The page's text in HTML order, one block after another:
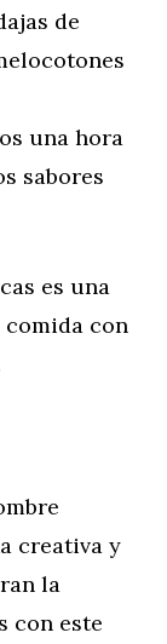
de
una hora
sabores
es una
con
creativa y
la
con este